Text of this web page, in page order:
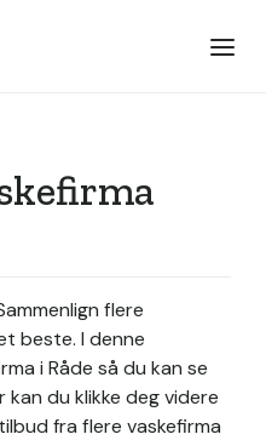
flere
beste. I denne
i Råde så du kan se
du klikke deg videre
fra flere vaskefirma